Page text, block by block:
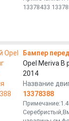
13378433
Бампер
Opel Meriva B
2014
Название
13378388